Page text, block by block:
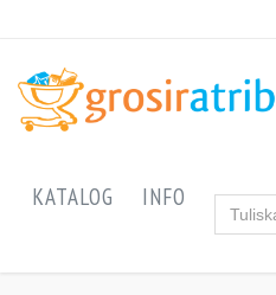
KATALOG INFO